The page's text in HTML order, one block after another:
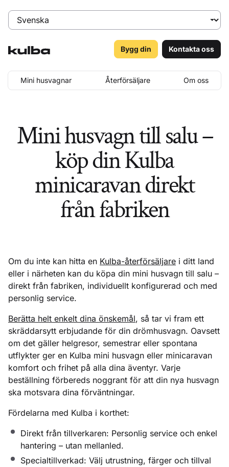
Mini husvagnar Återförsäljare Om oss
Bygg din Kontakta oss
Mini husvagn till salu –
köp din Kulba
minicaravan direkt
från fabriken
Om du inte kan hitta en Kulba-återförsäljare i ditt land
eller i närheten kan du köpa din mini husvagn till salu –
direkt från fabriken, individuellt konfigurerad och med
personlig service.
Berätta helt enkelt dina önskemål, så tar vi fram ett
skräddarsytt erbjudande för din drömhusvagn. Oavsett
om det gäller helgresor, semestrar eller spontana
utflykter ger en Kulba mini husvagn eller minicaravan
komfort och frihet på alla dina äventyr. Varje
beställning förbereds noggrant för att din nya husvagn
ska motsvara dina förväntningar.
Fördelarna med Kulba i korthet:
Direkt från tillverkaren: Personlig service och enkel
hantering – utan mellanled.
Specialtillverkad: Välj utrustning, färger och tillval